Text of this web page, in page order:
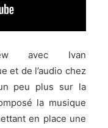
avec Ivan
et de l’audio chez
peu plus sur la
la musique
en place une